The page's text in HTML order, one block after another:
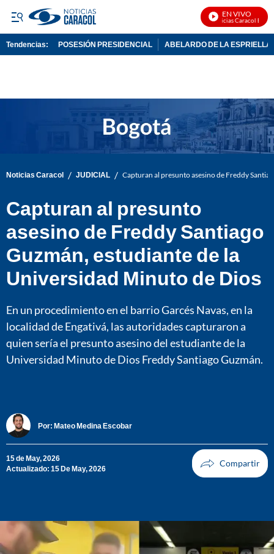
EN VIVO
Noticias Caracol En
Tendencias: POSESIÓN PRESIDENCIAL ABELARDO DE LA ESPRIELLA
Noticias Caracol / JUDICIAL / Capturan al presunto asesino de Freddy
Capturan al presunto
asesino de Freddy Santiago
Guzmán, estudiante de la
Universidad Minuto de Dios
En un procedimiento en el barrio Garcés Navas, en la
localidad de Engativá, las autoridades capturaron a
quien sería el presunto asesino del estudiante de la
Universidad Minuto de Dios Freddy Santiago Guzmán.
Por: Mateo Medina Escobar
15 de May, 2026
Actualizado: 15 De May, 2026